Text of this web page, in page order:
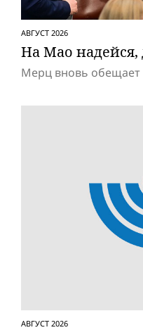
АВГУСТ 2026
На Мао
Мерц вновь обещает
АВГУСТ 2026